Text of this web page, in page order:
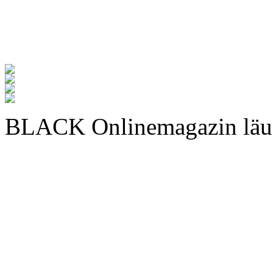
BLACK Onlinemagazin